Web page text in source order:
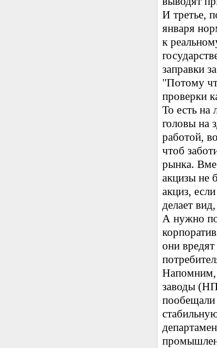
И третье,
января
к
заправки
"Потому
проверки
То есть на
головы на
работой,
чтоб
рынка.
акцизы не
акциз,
делает
А нужно
они
Напомним,
заводы
пообещали